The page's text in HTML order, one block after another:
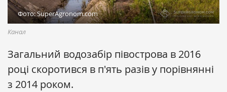
Фото: SuperAgronom.com
Канал
Загальний водозабір півострова в 2016
році скоротився в п'ять разів у порівнянні
з 2014 роком.